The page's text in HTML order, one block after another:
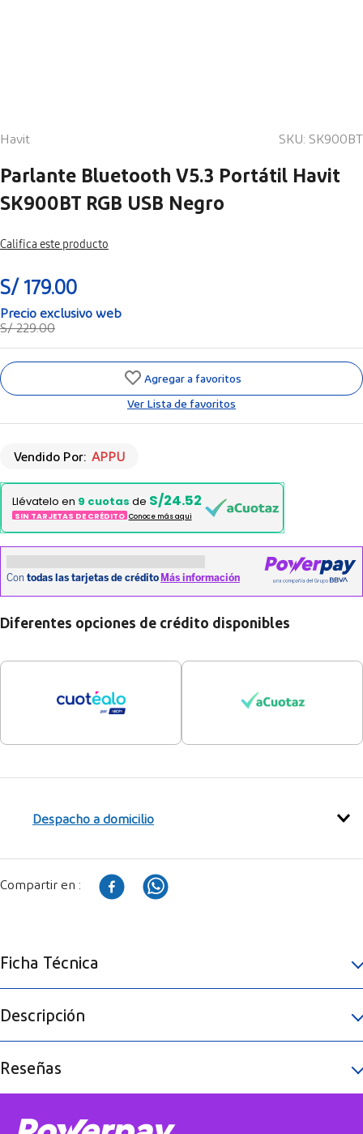
Havit SKU: SK900BT
Parlante Bluetooth V5.3 Portátil Havit
SK900BT RGB USB Negro
Califica este producto
S/ 179.00
S/ 229.00
Agregar a favoritos
Ver Lista de favoritos
Vendido Por: APPU
Llévatelo en 9 cuotas de S/24.52
SIN TARJETAS DE CRÉDITO Conoce más aqui
Diferentes opciones de crédito disponibles
Despacho a domicilio
Ficha Técnica
Descripción
Reseñas